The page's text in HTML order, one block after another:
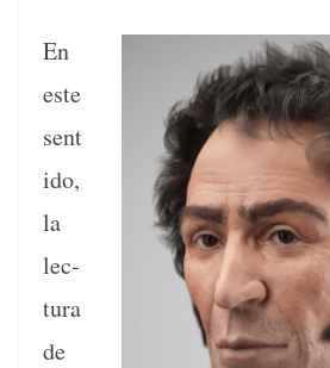
En
este
sen­t
i­do,
la
lec­
tura
de